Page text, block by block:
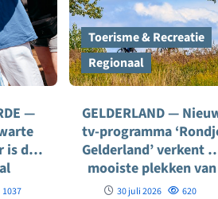
—
is dan
1037
Toerisme & Recreatie
Regionaal
GELDERLAND —
tv-programma
Gelderland’ verkent
mooiste plekken van
de provincie
30 juli 2026 620